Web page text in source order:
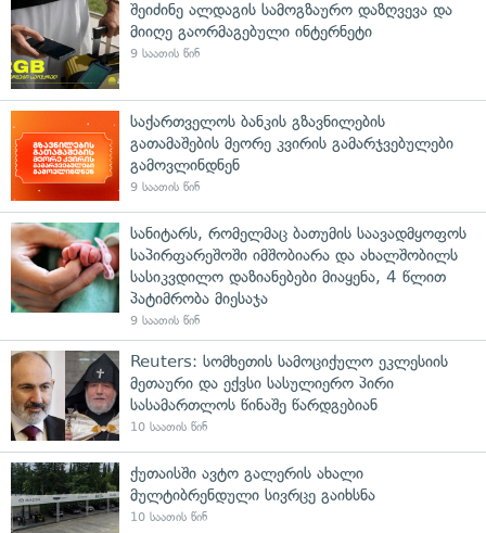
შეიძინე ალდაგის სამოგზაურო დაზღვევა და
მიიღე გაორმაგებული ინტერნეტი
9 საათის წინ
საქართველოს ბანკის გზავნილების
გათამაშების მეორე კვირის გამარჯვებულები
გამოვლინდნენ
9 საათის წინ
სანიტარს, რომელმაც ბათუმის საავადმყოფოს
საპირფარეშოში იმშობიარა და ახალშობილს
სასიკვდილო დაზიანებები მიაყენა, 4 წლით
პატიმრობა მიესაჯა
9 საათის წინ
Reuters: სომხეთის სამოციქულო ეკლესიის
მეთაური და ექვსი სასულიერო პირი
სასამართლოს წინაშე წარდგებიან
10 საათის წინ
ქუთაისში ავტო გალერის ახალი
მულტიბრენდული სივრცე გაიხსნა
10 საათის წინ